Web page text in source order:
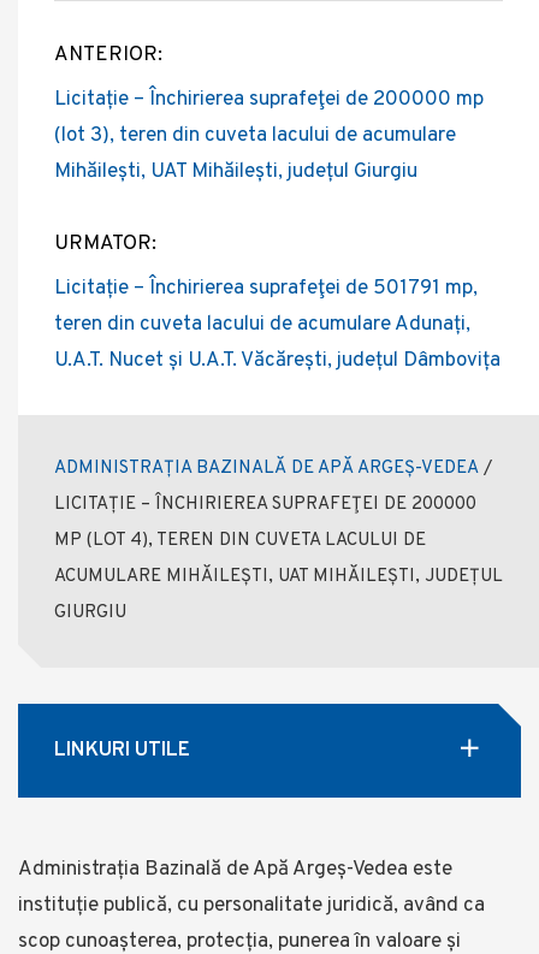
Post
navigation
ANTERIOR:
Licitație – Închirierea suprafeţei de 200000 mp
(lot 3), teren din cuveta lacului de acumulare
Mihăilești, UAT Mihăilești, județul Giurgiu
URMATOR:
Licitație – Închirierea suprafeţei de 501791 mp,
teren din cuveta lacului de acumulare Adunați,
U.A.T. Nucet și U.A.T. Văcărești, județul Dâmbovița
ADMINISTRAȚIA BAZINALĂ DE APĂ ARGEȘ-VEDEA /
LICITAȚIE – ÎNCHIRIEREA SUPRAFEŢEI DE 200000
MP (LOT 4), TEREN DIN CUVETA LACULUI DE
ACUMULARE MIHĂILEȘTI, UAT MIHĂILEȘTI, JUDEȚUL
GIURGIU
LINKURI UTILE
Administrația Bazinală de Apă Argeș-Vedea este
instituție publică, cu personalitate juridică, având ca
scop cunoașterea, protecția, punerea în valoare și